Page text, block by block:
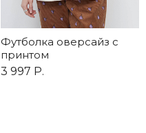
Футболка оверсайз с
принтом
3 997 Р.